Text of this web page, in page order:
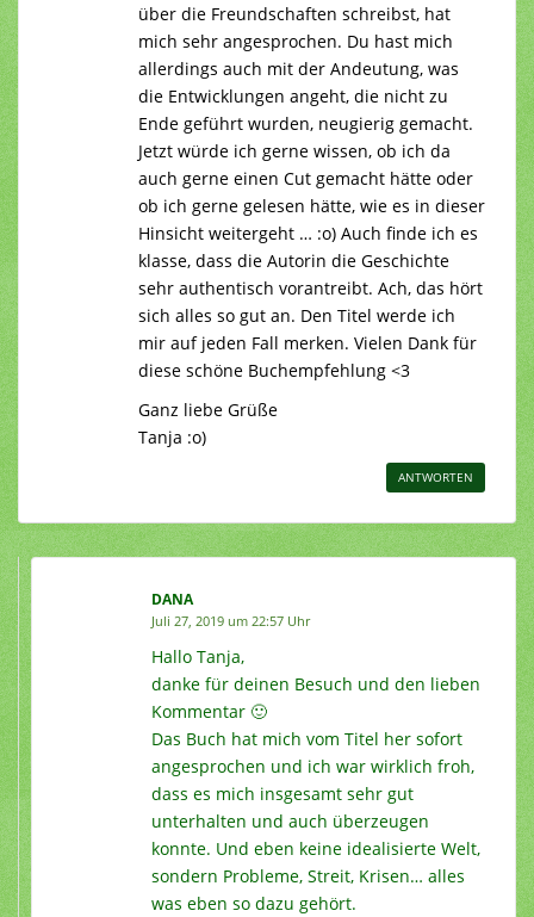
über die Freundschaften schreibst, hat
mich sehr angesprochen. Du hast mich
allerdings auch mit der Andeutung, was
die Entwicklungen angeht, die nicht zu
Ende geführt wurden, neugierig gemacht.
Jetzt würde ich gerne wissen, ob ich da
auch gerne einen Cut gemacht hätte oder
ob ich gerne gelesen hätte, wie es in dieser
Hinsicht weitergeht … :o) Auch finde ich es
klasse, dass die Autorin die Geschichte
sehr authentisch vorantreibt. Ach, das hört
sich alles so gut an. Den Titel werde ich
mir auf jeden Fall merken. Vielen Dank für
diese schöne Buchempfehlung <3
Ganz liebe Grüße
Tanja :o)
ANTWORTEN
DANA
Juli 27, 2019 um 22:57 Uhr
Hallo Tanja,
danke für deinen Besuch und den lieben
Kommentar 🙂
Das Buch hat mich vom Titel her sofort
angesprochen und ich war wirklich froh,
dass es mich insgesamt sehr gut
unterhalten und auch überzeugen
konnte. Und eben keine idealisierte Welt,
sondern Probleme, Streit, Krisen… alles
was eben so dazu gehört.